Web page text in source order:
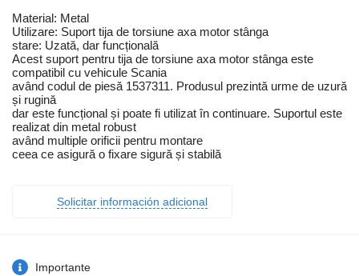
Material: Metal
Utilizare: Suport tija de torsiune axa motor stânga
stare: Uzată, dar funcțională
Acest suport pentru tija de torsiune axa motor stânga este
compatibil cu vehicule Scania
având codul de piesă 1537311. Produsul prezintă urme de uzură
și rugină
dar este funcțional și poate fi utilizat în continuare. Suportul este
realizat din metal robust
având multiple orificii pentru montare
ceea ce asigură o fixare sigură și stabilă
Solicitar información adicional
Importante